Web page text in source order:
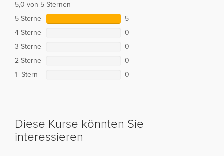
5,0 von 5 Sternen
5 Sterne
5
4 Sterne
0
3 Sterne
0
2 Sterne
0
1 Stern
0
Diese Kurse könnten Sie
interessieren